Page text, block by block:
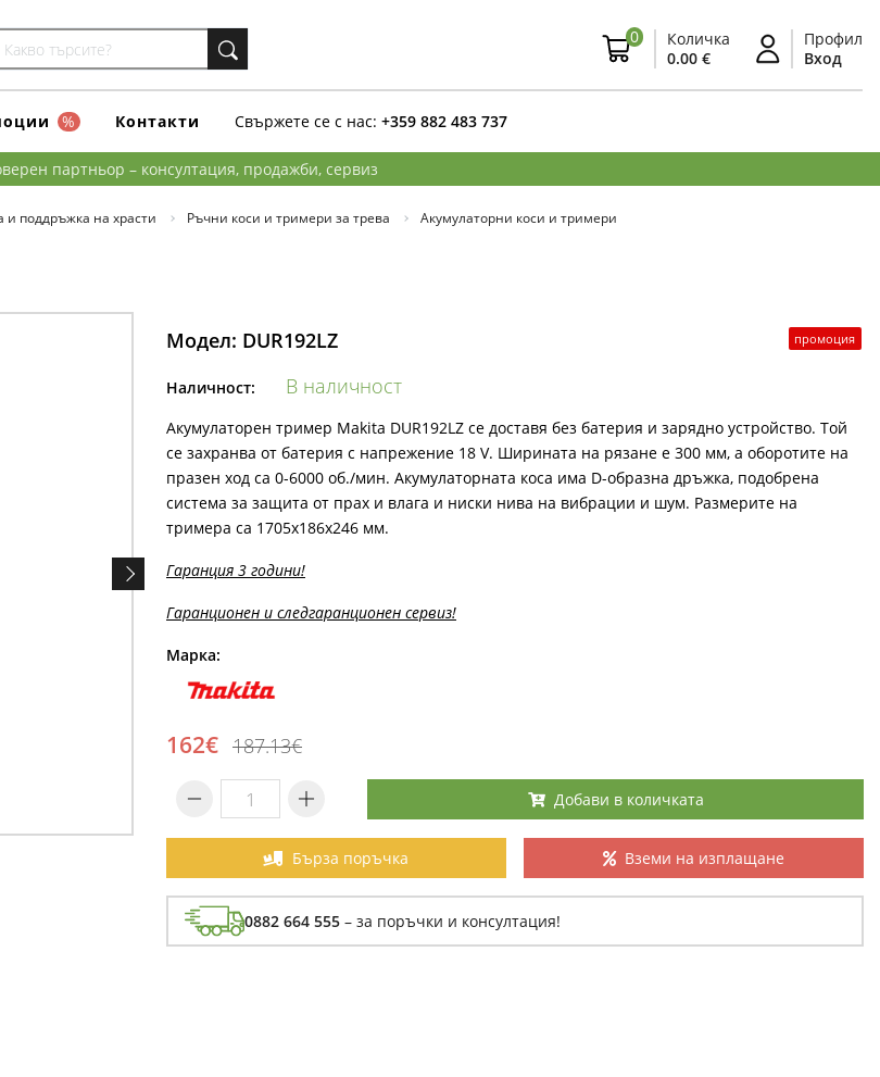
0
Количка
0.00 €
Профил
Вход
% Контакти Свържете се с нас: +359 882 483 737
партньор – консултация, продажби, сервиз
поддръжка на храсти Ръчни коси и тримери за трева
Акумулаторни коси и тримери
промоция
Модел: DUR192LZ
Наличност: В наличност
Акумулаторен тример Makita DUR192LZ се доставя без батерия и зарядно устройство. Той
се захранва от батерия с напрежение 18 V. Ширината на рязане е 300 мм, а оборотите на
празен ход са 0-6000 об./мин. Акумулаторната коса има D-образна дръжка, подобрена
система за защита от прах и влага и ниски нива на вибрации и шум. Размерите на
тримера са 1705х186х246 мм.
Гаранция 3 години!
Гаранционен и следгаранционен сервиз!
Марка:
162€ 187.13€
Добави в количката
Бърза поръчка Вземи на изплащане
0882 664 555 – за поръчки и консултация!